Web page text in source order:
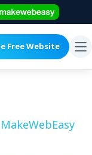
Free Website
MakeWebEasy